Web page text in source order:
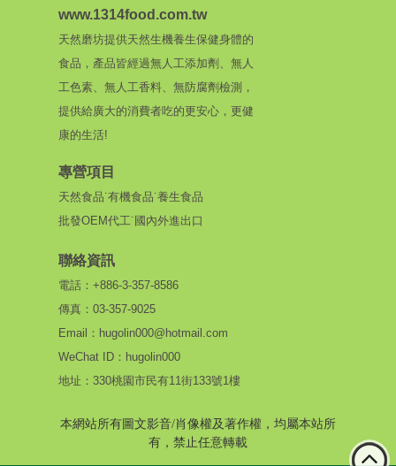
www.1314food.com.tw
天然磨坊提供天然生機養生保健身體的
食品，產品皆經過無人工添加劑、無人
工色素、無人工香料、無防腐劑檢測，
提供給廣大的消費者吃的更安心，更健
康的生活!
專營項目
天然食品˙有機食品˙養生食品
批發OEM代工˙國內外進出口
聯絡資訊
電話：+886-3-357-8586
傳真：03-357-9025
Email：hugolin000@hotmail.com
WeChat ID：hugolin000
地址：330桃園市民有11街133號1樓
本網站所有圖文影音/肖像權及著作權，均屬本站所
有，禁止任意轉載